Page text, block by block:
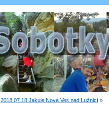
2018 07.18 Jakule Nová Ves nad Lužnicí »